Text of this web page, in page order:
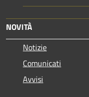
NOVITÀ
Notizie
Comunicati
Avvisi